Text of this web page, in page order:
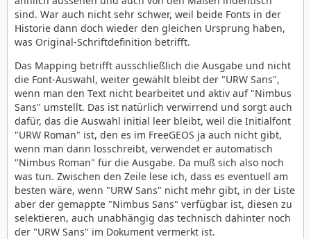
sind. War auch nicht sehr schwer, weil beide Fonts in der
Historie dann doch wieder den gleichen Ursprung haben,
was Original-Schriftdefinition betrifft.
Das Mapping betrifft ausschließlich die Ausgabe und nicht
die Font-Auswahl, weiter gewählt bleibt der "URW Sans",
wenn man den Text nicht bearbeitet und aktiv auf "Nimbus
Sans" umstellt. Das ist natürlich verwirrend und sorgt auch
dafür, das die Auswahl initial leer bleibt, weil die Initialfont
"URW Roman" ist, den es im FreeGEOS ja auch nicht gibt,
wenn man dann losschreibt, verwendet er automatisch
"Nimbus Roman" für die Ausgabe. Da muß sich also noch
was tun. Zwischen den Zeile lese ich, dass es eventuell am
besten wäre, wenn "URW Sans" nicht mehr gibt, in der Liste
aber der gemappte "Nimbus Sans" verfügbar ist, diesen zu
selektieren, auch unabhängig das technisch dahinter noch
der "URW Sans" im Dokument vermerkt ist.